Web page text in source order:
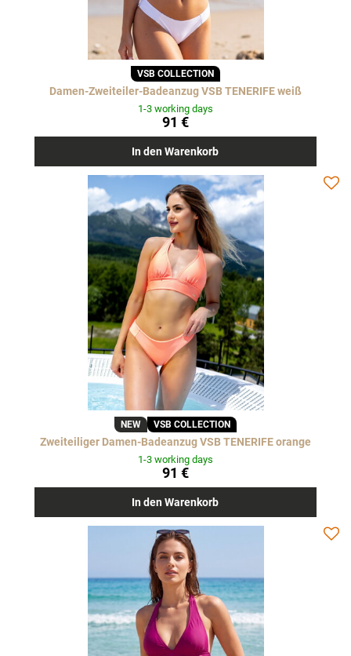
VSB COLLECTION
Damen-Zweiteiler-Badeanzug VSB TENERIFE weiß
1-3 working days
91 €
In den Warenkorb
NEW VSB COLLECTION
Zweiteiliger Damen-Badeanzug VSB TENERIFE orange
1-3 working days
91 €
In den Warenkorb